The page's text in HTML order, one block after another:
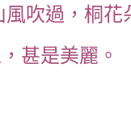
吹過，桐花
甚是美麗。